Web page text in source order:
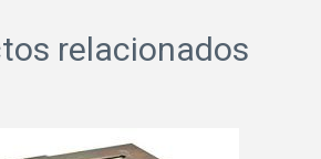
relacionados